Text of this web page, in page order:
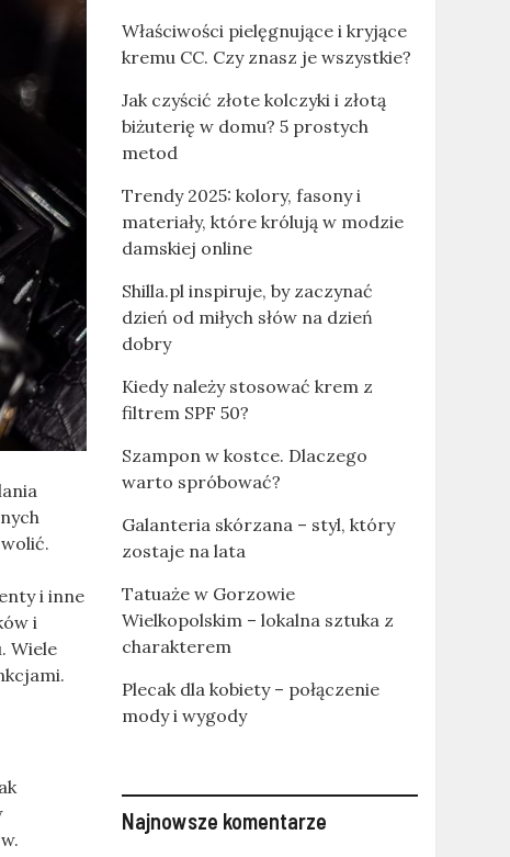
i inne
i
Wiele
Właściwości pielęgnujące i kryjące
kremu CC. Czy znasz je wszystkie?
Jak czyścić złote kolczyki i złotą
biżuterię w domu? 5 prostych
metod
Trendy 2025: kolory, fasony i
materiały, które królują w modzie
damskiej online
Shilla.pl inspiruje, by zaczynać
dzień od miłych słów na dzień
dobry
Kiedy należy stosować krem z
filtrem SPF 50?
Szampon w kostce. Dlaczego
warto spróbować?
Galanteria skórzana – styl, który
zostaje na lata
Tatuaże w Gorzowie
Wielkopolskim – lokalna sztuka z
charakterem
Plecak dla kobiety – połączenie
mody i wygody
Najnowsze komentarze